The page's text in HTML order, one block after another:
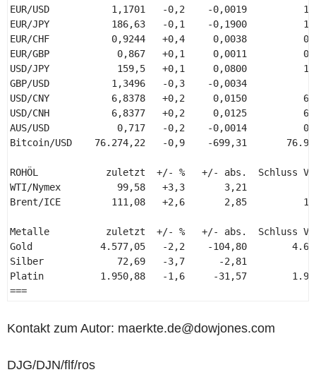
EUR/USD           1,1701   -0,2    -0,0019
EUR/JPY           186,63   -0,1    -0,1900
EUR/CHF           0,9244   +0,4     0,0038
EUR/GBP            0,867   +0,1     0,0011
USD/JPY            159,5   +0,1     0,0800
GBP/USD           1,3496   -0,3    -0,0034
USD/CNY           6,8378   +0,2     0,0150
USD/CNH           6,8377   +0,2     0,0125
AUS/USD            0,717   -0,2    -0,0014
Bitcoin/USD    76.274,22   -0,9    -699,31
ROHÖL            zuletzt  +/- %   +/- abs.  Schluss
WTI/Nymex          99,58   +3,3       3,21
Brent/ICE         111,08   +2,6       2,85
Metalle          zuletzt  +/- %   +/- abs.  Schluss
Gold            4.577,05   -2,2    -104,80
Silber             72,69   -3,7      -2,81
Platin          1.950,88   -1,6     -31,57
===
Kontakt zum Autor: maerkte.de@dowjones.com
DJG/DJN/flf/ros